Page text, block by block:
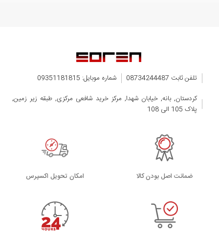
تلفن ثابت 08734244487
شماره موبایل: 09351181815
کردستان, بانه, خیابان شهدا, مرکز خرید شافعی مرکزی, طبقه زیر زمین,
پلاک 105 الی 108
ضمانت اصل بودن کالا اﻣﮑﺎن ﺗﺤﻮﯾﻞ اﮐﺴﭙﺮس